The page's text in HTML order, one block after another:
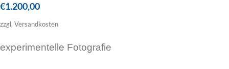
€1.200,00
zzgl. Versandkosten
experimentelle Fotografie